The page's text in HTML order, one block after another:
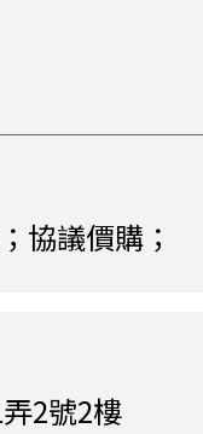
協議價購；
2號2樓